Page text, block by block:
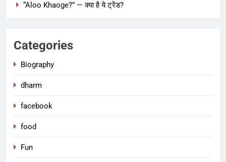
“Aloo Khaoge?” — क्या है ये ट्रेंड?
Categories
Biography
dharm
facebook
food
Fun